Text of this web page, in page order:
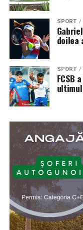
SPORT
doilea
SPORT
FCSB